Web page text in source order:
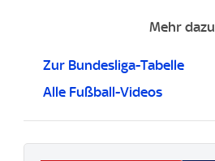
Mehr dazu
Zur Bundesliga-Tabelle
Alle Fußball-Videos